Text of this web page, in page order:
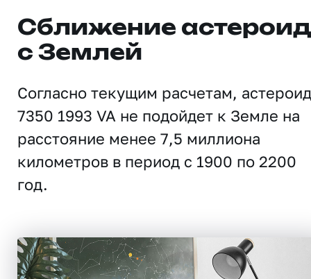
Сближение
с Землей
Согласно текущим расчетам, астероид
7350 1993 VA не подойдет к Земле на
расстояние менее 7,5 миллиона
километров в период с 1900 по 2200
год.